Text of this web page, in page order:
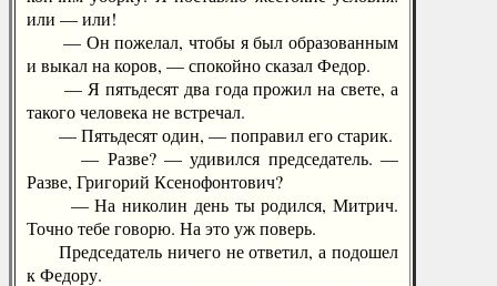
или — или!
— Он пожелал, чтобы я был образованным
и выкал на коров, — спокойно сказал Федор.
— Я пятьдесят два года прожил на свете, а
такого человека не встречал.
— Пятьдесят один, — поправил его старик.
— Разве? — удивился председатель. —
Разве, Григорий Ксенофонтович?
— На николин день ты родился, Митрич.
Точно тебе говорю. На это уж поверь.
Председатель ничего не ответил, а подошел
к Федору.